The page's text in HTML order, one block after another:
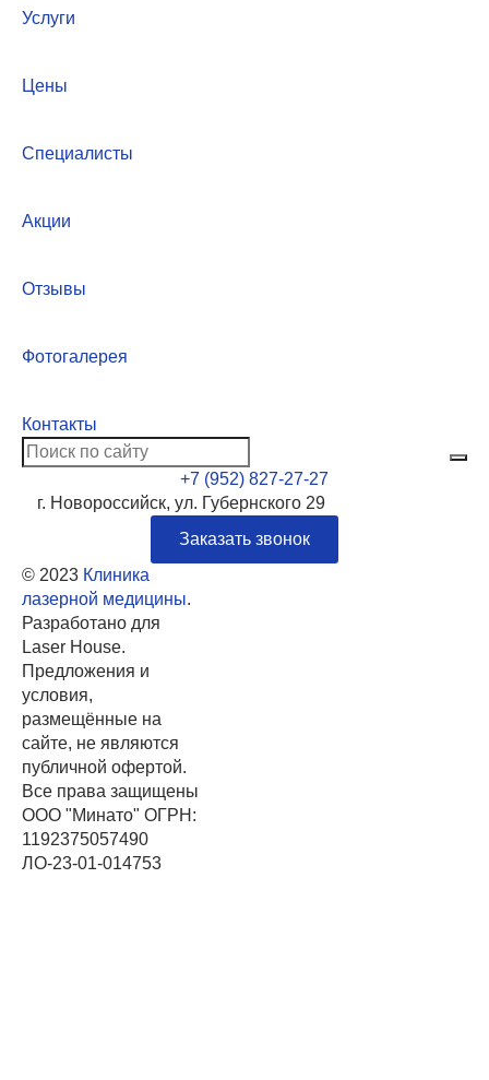
Услуги
Цены
Специалисты
Акции
Отзывы
Фотогалерея
Контакты
+7 (952) 827-27-27
г. Новороссийск, ул. Губернского 29
Заказать звонок
© 2023 Клиника
лазерной медицины.
Разработано для
Laser House.
Предложения и
условия,
размещённые на
сайте, не являются
публичной офертой.
Все права защищены
ООО "Минато" ОГРН:
1192375057490
ЛО-23-01-014753